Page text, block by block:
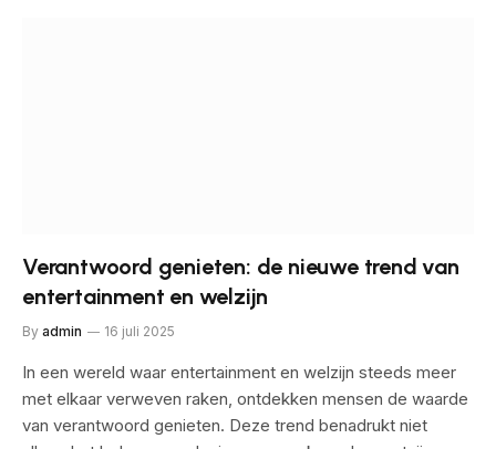
Verantwoord genieten: de nieuwe trend van
entertainment en welzijn
By admin 16 juli 2025
In een wereld waar entertainment en welzijn steeds meer
met elkaar verweven raken, ontdekken mensen de waarde
van verantwoord genieten. Deze trend benadrukt niet